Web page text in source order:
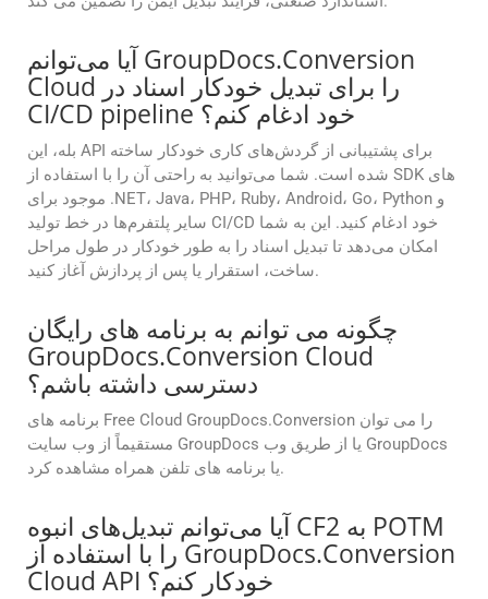
آیا می‌توانم GroupDocs.Conversion
Cloud را برای تبدیل خودکار اسناد در
CI/CD pipeline خود ادغام کنم؟
بله، این API برای پشتیبانی از گردش‌های کاری خودکار ساخته
شده است. شما می‌توانید به راحتی آن را با استفاده از SDK های
موجود برای .NET، Java، PHP، Ruby، Android، Go، Python و
سایر پلتفرم‌ها در خط تولید CI/CD خود ادغام کنید. این به شما
امکان می‌دهد تا تبدیل اسناد را به طور خودکار در طول مراحل
ساخت، استقرار یا پس از پردازش آغاز کنید.
چگونه می توانم به برنامه های رایگان
GroupDocs.Conversion Cloud
دسترسی داشته باشم؟
برنامه های Free Cloud GroupDocs.Conversion را می توان
مستقیماً از وب سایت GroupDocs یا از طریق وب GroupDocs
یا برنامه های تلفن همراه مشاهده کرد.
آیا می‌توانم تبدیل‌های انبوه CF2 به POTM
را با استفاده از GroupDocs.Conversion
Cloud API خودکار کنم؟